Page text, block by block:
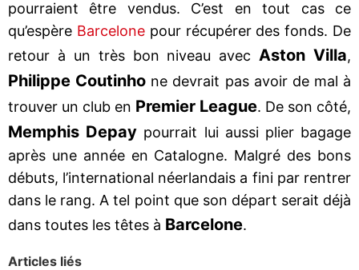
pourraient être vendus. C’est en tout cas ce
qu’espère Barcelonepour récupérer des fonds. De
retour à un très bon niveau avec Aston Villa,
Philippe Coutinho ne devrait pas avoir de mal à
trouver un club en Premier League. De son côté,
Memphis Depay pourrait lui aussi plier bagage
après une année en Catalogne. Malgré des bons
débuts, l’international néerlandais a fini par rentrer
dans le rang. A tel point que son départ serait déjà
dans toutes les têtes à Barcelone.
Articles liés